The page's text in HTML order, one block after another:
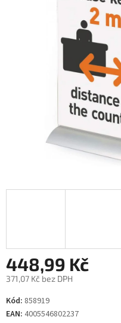
448,99 Kč
371,07 Kč bez DPH
Měrná
cena:
Kód: 858919
EAN: 4005546802237